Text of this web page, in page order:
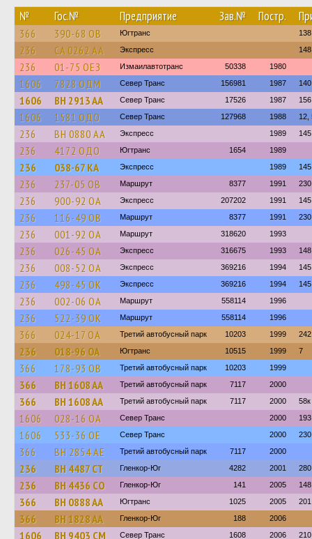
№ Гос.№ Предприятие Зав.№ Постр.
366 390-68 ОВ Югтранс
236 CA 0262 AA Экспресс 148
236 01-75 ОЕЗ Измаилавтотранс 50338 1980
1606 7828 ОДМ Север Транс 156981 1987 140
1606 BH 2913 AA Север Транс 17526 1987 156
1606 1581 ОДО Север Транс 127968 1988 12,
236 BH 0880 AA Экспресс 1989 145
236 4172 ОДО Югтранс 1654 1989
236 038-67 КА Экспресс 1989 145
236 237-05 ОВ Маршрут 8377 1991 230
236 900-92 ОА Экспресс 207202 1991
236 116-49 ОВ Маршрут 8377 1991 230
236 001-92 ОА Маршрут 318620 1993
236 026-45 ОА Экспресс 316675 1993 148
236 008-52 ОА Экспресс 369216 1994 145
236 498-45 ОК Экспресс 369216 1994 145
236 002-06 ОА Маршрут 558114 1996
236 522-39 ОК Маршрут 558114 1996
366 024-17 ОА Третий автобусный парк 10203 1999 242
236 018-96 ОА Югтранс 10515 1999 7
366 178-93 ОВ Третий автобусный парк 10203 1999
366 BH 1608 AA Третий автобусный парк 7117 2000
366 BH 1608 AA Третий автобусный парк 7117 2000 58к
1606 028-16 ОА Север Транс 2000 193
1606 533-36 ОЕ Север Транс 2000 230
366 BH 2854 AE Третий автобусный парк 7117 2000
236 BH 4487 CT Гленкор-Юг 4282 2001 280
236 BH 4436 CO Гленкор-Юг 141 2005 148
366 BH 0888 AA Югтранс 1025 2005 201
366 BH 1828 AA Гленкор-Юг 188 2006
1606 BH 9403 CM Север Транс 1608 2006 210